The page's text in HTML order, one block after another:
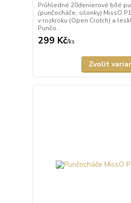
Průhledné 20denierové bílé
(punčocháče, silonky) MissO
v rozkroku (Open Crotch) a
Punčo...
299 Kč/ks
Zvolit